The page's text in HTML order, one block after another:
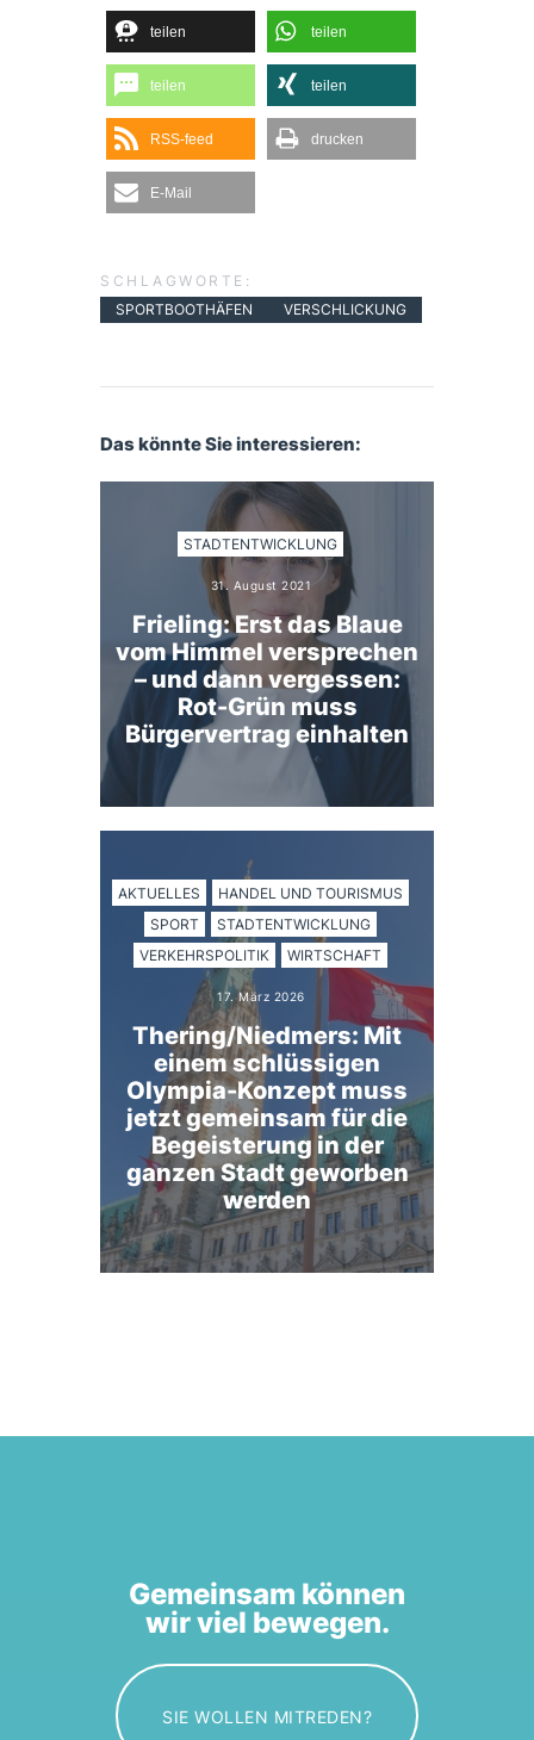
teilen teilen
teilen teilen
RSS-feed drucken
E-Mail
SCHLAGWORTE:
SPORTBOOTHÄFEN
VERSCHLICKUNG
Das könnte Sie interessieren:
STADTENTWICKLUNG
31. August 2021
Frieling: Erst das Blaue
vom Himmel versprechen
– und dann vergessen:
Rot-Grün muss
Bürgervertrag einhalten
AKTUELLES
HANDEL UND TOURISMUS
SPORT
STADTENTWICKLUNG
VERKEHRSPOLITIK
WIRTSCHAFT
17. März 2026
Thering/Niedmers: Mit
einem schlüssigen
Olympia-Konzept muss
jetzt gemeinsam für die
Begeisterung in der
ganzen Stadt geworben
werden
Gemeinsam können
wir viel bewegen.
SIE WOLLEN MITREDEN?